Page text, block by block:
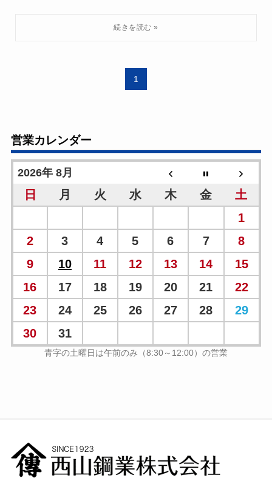
1
営業カレンダー
2026年 8月
日 月 火 水 木 金
土
1
2
3 4 5 6 7
8
9
10 11 12 13 14
15
16
17 18 19 20 21
22
23
24 25 26 27 28
29
30
31